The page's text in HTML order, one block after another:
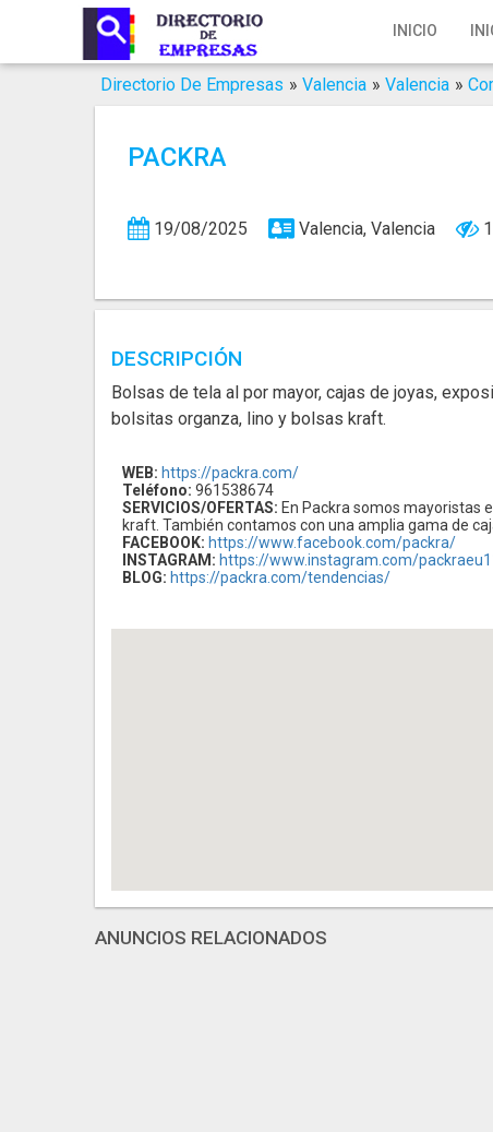
INICIO
Inicio
Iniciar Sesión
Servicios Online
Directorio De Empresas » Valencia » Valencia »
PACKRA
19/08/2025 Valencia, Valencia
DESCRIPCIÓN
Bolsas de tela al por mayor, cajas de joyas,
bolsitas organza, lino y bolsas kraft.
WEB: https://packra.com/
Teléfono: 961538674
SERVICIOS/OFERTAS: En Packra somos mayoristas
kraft. También contamos con una amplia gama de
FACEBOOK: https://www.facebook.com/packra/
INSTAGRAM: https://www.instagram.com/
BLOG: https://packra.com/tendencias/
ANUNCIOS RELACIONADOS